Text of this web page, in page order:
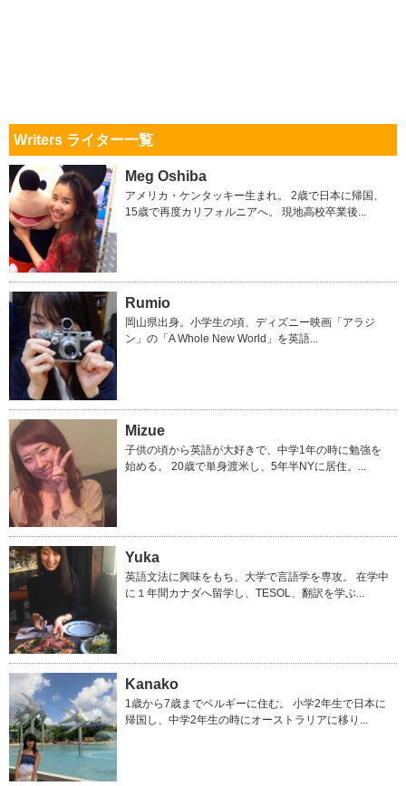
Writers ライター一覧
Meg Oshiba
アメリカ・ケンタッキー生まれ。 2歳で日本に帰国、
15歳で再度カリフォルニアへ。 現地高校卒業後...
Rumio
岡山県出身。小学生の頃、ディズニー映画「アラジ
ン」の「A Whole New World」を英語...
Mizue
子供の頃から英語が大好きで、中学1年の時に勉強を
始める。 20歳で単身渡米し、5年半NYに居住。...
Yuka
英語文法に興味をもち、大学で言語学を専攻。 在学中
に１年間カナダへ留学し、TESOL、翻訳を学ぶ...
Kanako
1歳から7歳までベルギーに住む。 小学2年生で日本に
帰国し、中学2年生の時にオーストラリアに移り...